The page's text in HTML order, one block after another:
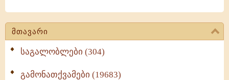
მთავარი
საგალობლები (304)
გამონათქვამები (19683)